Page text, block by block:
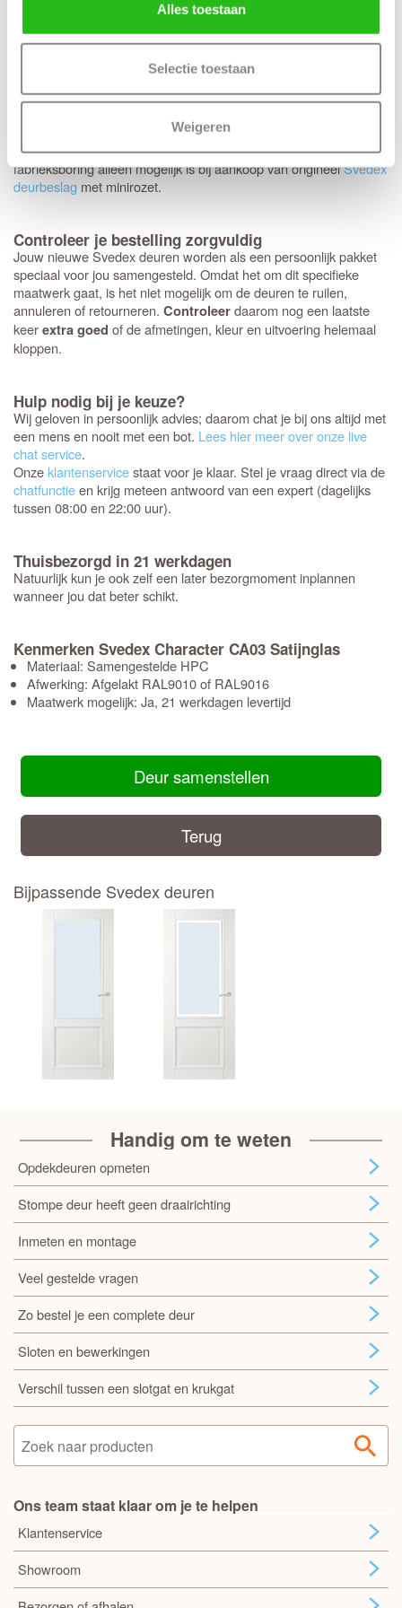
Alles toestaan
Selectie toestaan
Weigeren
keuze voor een tochtvaldorpel.
Op de Svedex Character-deuren heb je volledige vrijheid:elk
type deurbeslag past perfect
. Hoewel het deurbeslag van
Svedex kwalitatief uitstekend is, ben je hier niet aan gebonden en
kun je ook voor andere merken kiezen. Heb je een voorkeur voor
rond of vierkant rozet? Dan bereiden we dit graag direct voor je
voor. Houd er wel rekening mee dat deze specifieke
fabrieksboring alleen mogelijk is bij aankoop van origineelSvedex
deurbeslag met minirozet.
Controleer je bestelling zorgvuldig
Jouw nieuwe Svedex deuren worden als een persoonlijk pakket
speciaal voor jou samengesteld. Omdat het om dit specifieke
maatwerk gaat, is het niet mogelijk om de deuren te ruilen,
annuleren of retourneren. Controleerdaarom nog een laatste
keerextra goed of de afmetingen, kleur en uitvoering helemaal
kloppen.
Hulp nodig bij je keuze?
Wij geloven in persoonlijk advies; daarom chat je bij ons altijd met
een mens en nooit met een bot. Lees hier meer over onze live
chat service.
Onzeklantenservicestaat voor je klaar. Stel je vraag direct via de
chatfunctieen krijg meteen antwoord van een expert (dagelijks
tussen 08:00 en 22:00 uur).
Thuisbezorgd in 21 werkdagen
Natuurlijk kun je ook zelf een later bezorgmoment inplannen
wanneer jou dat beter schikt.
Kenmerken Svedex Character CA03 Satijnglas
Materiaal: Samengestelde HPC
Afwerking: Afgelakt RAL9010 of RAL9016
Maatwerk mogelijk: Ja, 21 werkdagen levertijd
Deur samenstellen
Terug
Bijpassende Svedex deuren
Handig om te weten
Opdekdeuren opmeten
Stompe deur heeft geen draairichting
Inmeten en montage
Veel gestelde vragen
Zo bestel je een complete deur
Sloten en bewerkingen
Verschil tussen een slotgat en krukgat
Ons team staat klaar om je te helpen
Klantenservice
Showroom